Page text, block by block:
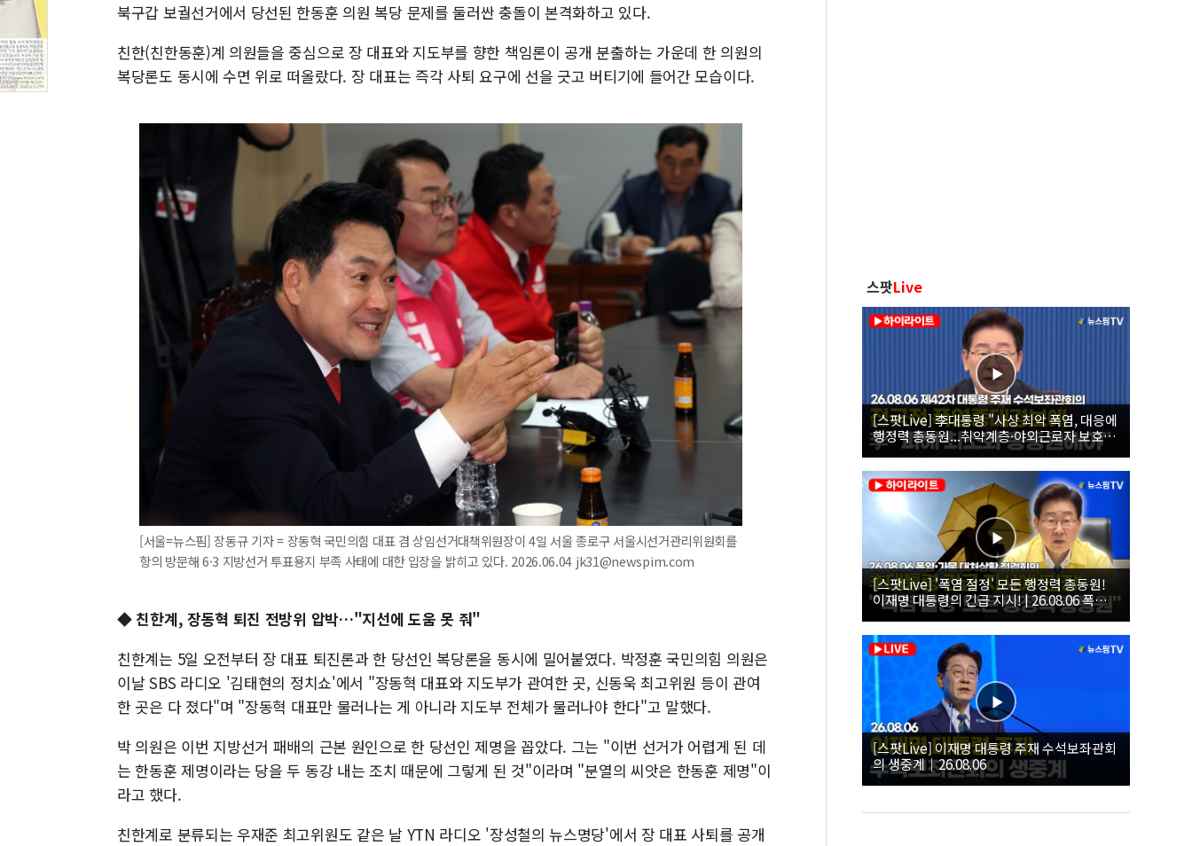
북구갑 보궐선거에서 당선된 한동훈 의원 복당 문제를 둘러싼 충돌이 본격화하고 있다.
친한(친한동훈)계 의원들을 중심으로 장 대표와 지도부를 향한 책임론이 공개 분출하는 가운데 한 의원의
복당론도 동시에 수면 위로 떠올랐다. 장 대표는 즉각 사퇴 요구에 선을 긋고 버티기에 들어간 모습이다.
[서울=뉴스핌] 장동규 기자 = 장동혁 국민의힘 대표 겸 상임선거대책위원장이 4일 서울 종로구 서울시선거관리위원회를
항의 방문해 6·3 지방선거 투표용지 부족 사태에 대한 입장을 밝히고 있다. 2026.06.04 jk31@newspim.com
◆ 친한계, 장동혁 퇴진 전방위 압박…"지선에 도움 못 줘"
친한계는 5일 오전부터 장 대표 퇴진론과 한 당선인 복당론을 동시에 밀어붙였다. 박정훈 국민의힘 의원은
이날 SBS 라디오 '김태현의 정치쇼'에서 "장동혁 대표와 지도부가 관여한 곳, 신동욱 최고위원 등이 관여
한 곳은 다 졌다"며 "장동혁 대표만 물러나는 게 아니라 지도부 전체가 물러나야 한다"고 말했다.
박 의원은 이번 지방선거 패배의 근본 원인으로 한 당선인 제명을 꼽았다. 그는 "이번 선거가 어렵게 된 데
는 한동훈 제명이라는 당을 두 동강 내는 조치 때문에 그렇게 된 것"이라며 "분열의 씨앗은 한동훈 제명"이
라고 했다.
친한계로 분류되는 우재준 최고위원도 같은 날 YTN 라디오 '장성철의 뉴스명당'에서 장 대표 사퇴를 공개
스팟Live
[스팟Live] 李대통령 "사상 최악 폭염, 대응에
행정력 총동원...취약계층·야외근로자 보호에
힘써야"｜26.08.06 제42차 대통령 주재 수석
보좌관회의
[스팟Live] '폭염 절정' 모든 행정력 총동원!
이재명 대통령의 긴급 지시! | 26.08.06 폭염•
가뭄 대처상황 점검회의
[스팟Live] 이재명 대통령 주재 수석보좌관회
의 생중계｜26.08.06